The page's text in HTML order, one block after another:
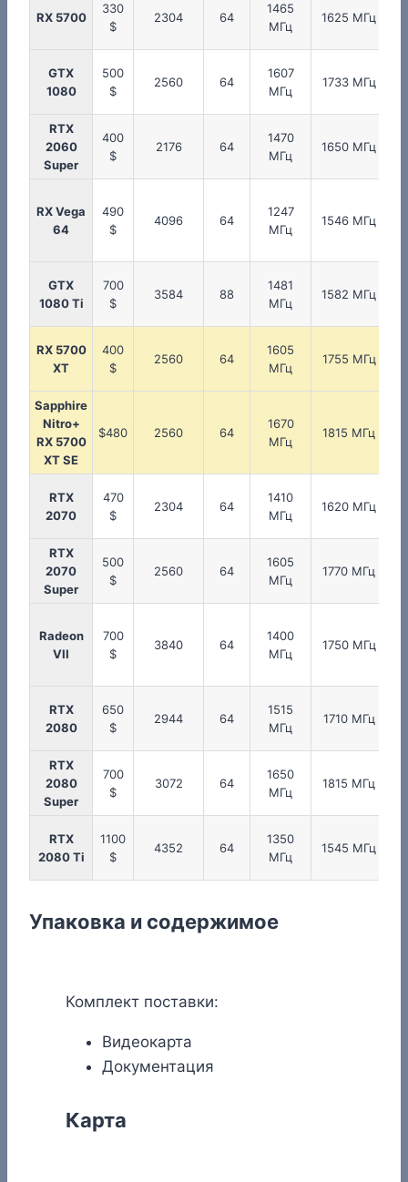
RX 5700
330
$
2304 64
1465
МГц
1625 МГц
GTX
1080
500
$
2560 64
1607
МГц
1733 МГц
RTX
2060
Super
400
$
2176 64
1470
МГц
1650 МГц
RX Vega
64
490
$
4096 64
1247
МГц
1546 МГц
GTX
1080 Ti
700
$
3584 88
1481
МГц
1582 МГц
RX 5700
XT
400
$
2560 64
1605
МГц
1755 МГц
Sapphire
Nitro+
RX 5700
XT SE
$480 2560 64
1670
МГц
1815 МГц
RTX
2070
470
$
2304 64
1410
МГц
1620 МГц
RTX
2070
Super
500
$
2560 64
1605
МГц
1770 МГц
Radeon
VII
700
$
3840 64
1400
МГц
1750 МГц
RTX
2080
650
$
2944 64
1515
МГц
1710 МГц
RTX
2080
Super
700
$
3072 64
1650
МГц
1815 МГц
RTX
2080 Ti
1100
$
4352 64
1350
МГц
1545 МГц
Упаковка и содержимое
Комплект поставки:
Видеокарта
Документация
Карта